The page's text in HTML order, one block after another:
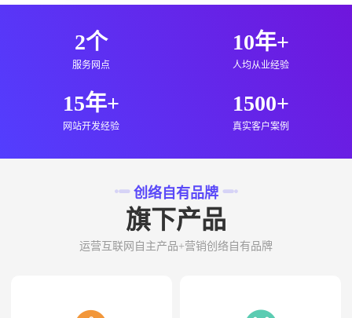
2个
服务网点
10年+
人均从业经验
15年+
网站开发经验
1500+
真实客户案例
创络自有品牌
旗下产品
运营互联网自主产品+营销创络自有品牌